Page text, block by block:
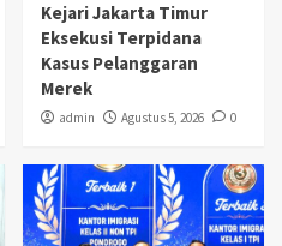
Kejari Jakarta Timur
Eksekusi Terpidana
Kasus Pelanggaran
Merek
admin Agustus 5, 2026 0